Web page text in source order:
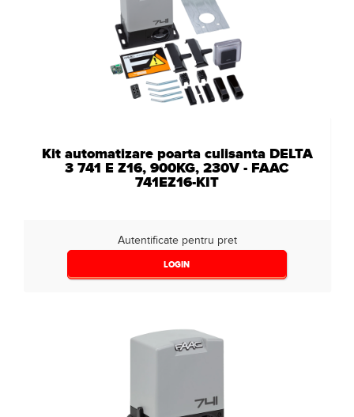
Kit automatizare poarta culisanta DELTA
3 741 E Z16, 900KG, 230V - FAAC
741EZ16-KIT
Autentificate pentru pret
LOGIN